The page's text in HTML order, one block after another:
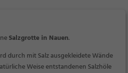
Salzgrotte in Nauen.
durch mit Salz ausgekleidete Wände
Weise entstandenen Salzhöle